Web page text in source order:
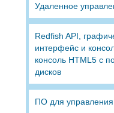
Удаленное
Redfish API,
интерфейс и
консоль HTML5 с
дисков
ПО для управления